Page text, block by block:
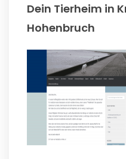
Dein Tierheim in
Hohenbruch